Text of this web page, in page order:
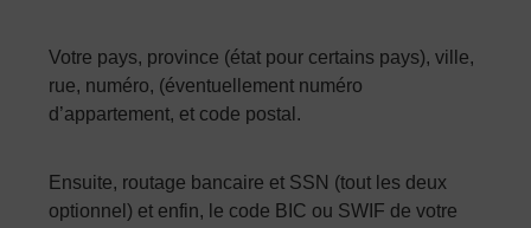
Votre pays, province (état pour certains pays), ville,
rue, numéro, (éventuellement numéro
d’appartement, et code postal.
Ensuite, routage bancaire et SSN (tout les deux
optionnel) et enfin, le code BIC ou SWIF de votre